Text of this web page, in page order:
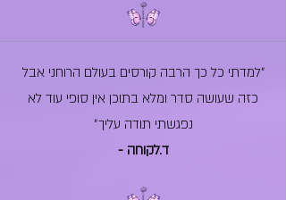
״למדתי כל כך הרבה קורסים בעולם הרוחני אבל
כזה שעושה סדר ומלא בתוכן אין סופי עוד לא
נפגשתי תודה עליך״
- ד.לקוחה